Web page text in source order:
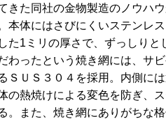
きた同社の金物製造のノウハウ
本体にはさびにくいステンレ
た1ミリの厚さで、ずっしりと
わったという焼き網には、サ
ＳＵＳ３０４を採用。内側に
の熱焼けによる変色を防ぎ、
。また、焼き網にありがちな